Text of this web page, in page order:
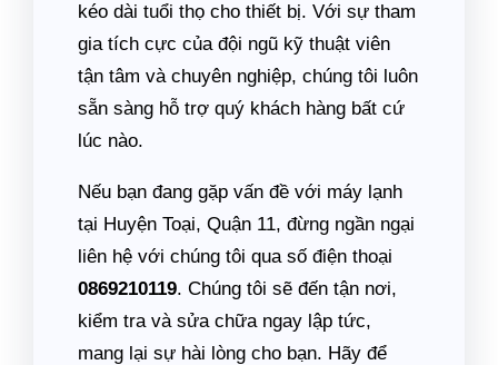
kéo dài tuổi thọ cho thiết bị. Với sự tham
gia tích cực của đội ngũ kỹ thuật viên
tận tâm và chuyên nghiệp, chúng tôi luôn
sẵn sàng hỗ trợ quý khách hàng bất cứ
lúc nào.
Nếu bạn đang gặp vấn đề với máy lạnh
tại Huyện Toại, Quận 11, đừng ngần ngại
liên hệ với chúng tôi qua số điện thoại
0869210119. Chúng tôi sẽ đến tận nơi,
kiểm tra và sửa chữa ngay lập tức,
mang lại sự hài lòng cho bạn. Hãy để